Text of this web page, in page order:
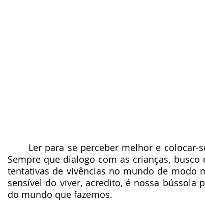
Sempre que dialogo com as crianças,
tentativas de vivências no mundo de modo
sensível do viver, acredito, é nossa
do mundo que fazemos.